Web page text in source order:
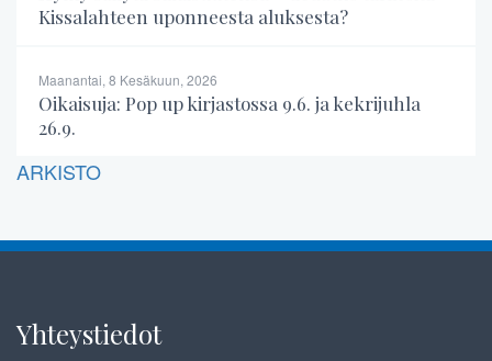
Kissalahteen uponneesta aluksesta?
Maanantai, 8 Kesäkuun, 2026
Oikaisuja: Pop up kirjastossa 9.6. ja kekrijuhla
26.9.
ARKISTO
Yhteystiedot